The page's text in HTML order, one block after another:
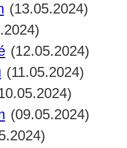
(13.05.2024)
(12.05.2024)
(11.05.2024)
(09.05.2024)